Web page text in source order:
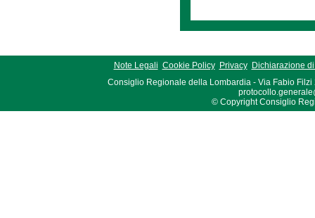
Note Legali Cookie Policy Privacy
Dichiarazione
Consiglio Regionale della Lombardia - Via Fabio Filzi
© Copyright Consiglio